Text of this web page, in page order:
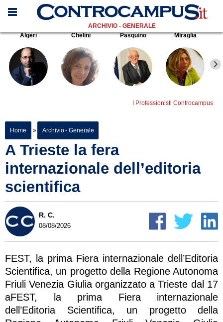
ARCHIVIO - GENERALE
Algeri
Chelini Pasquino Miraglia
I Professionisti Controcampus
Home » Archivio - Generale
A Trieste la fera
internazionale dell’editoria
scientifica
R. C.
08/08/2026
FEST, la prima Fiera internazionale dell’Editoria
Scientifica, un progetto della Regione Autonoma
Friuli Venezia Giulia organizzato a Trieste dal 17
aFEST, la prima Fiera internazionale
dell’Editoria Scientifica, un progetto della